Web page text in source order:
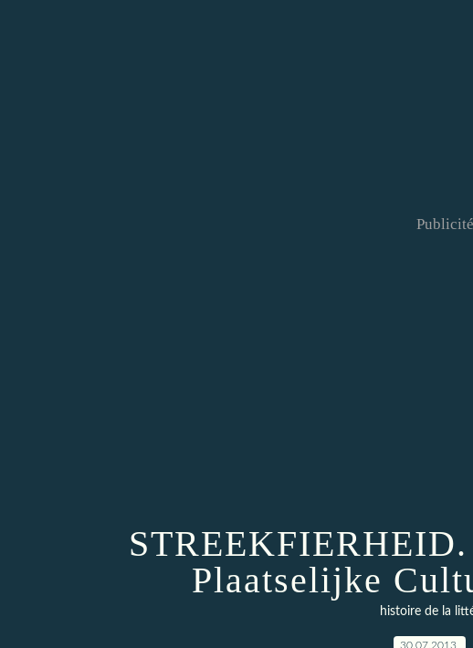
Publicité
Plaatselijke
histoire de la
30.07.2013